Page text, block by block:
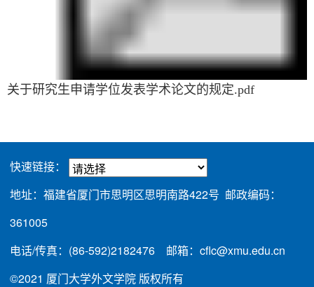
关于研究生申请学位发表学术论文的规定.pdf
快速链接：
地址：福建省厦门市思明区思明南路422号 邮政编码：
361005
电话/传真：(86-592)2182476 邮箱：cflc@xmu.edu.cn
©2021 厦门大学外文学院 版权所有